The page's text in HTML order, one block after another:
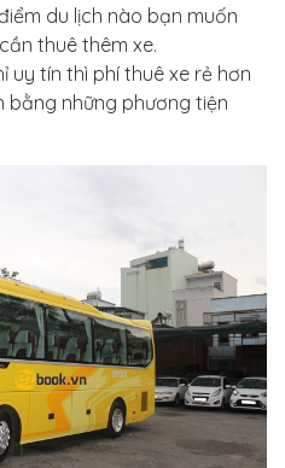
du lịch nào bạn muốn
thuê thêm xe.
uy tín thì phí thuê xe rẻ hơn
bằng những phương tiện